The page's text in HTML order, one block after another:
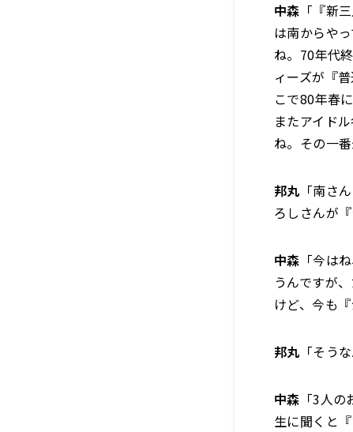
中森 「『新
は南からや
ね。70年代
ィーズが『
こで80年春
またアイド
ね。その一
邦丸 「南さ
ろしさんが
中森 「今は
うんですが
けど、今も
邦丸 「そう
中森 「3人
生に聞くと